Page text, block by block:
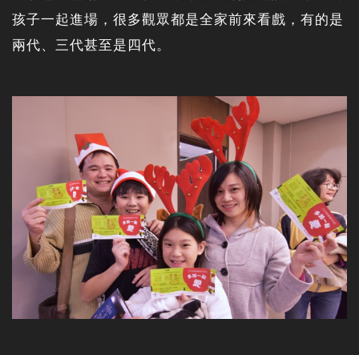
孩子一起進場，很多觀眾都是全家前來看戲，有的是
兩代、三代甚至是四代。